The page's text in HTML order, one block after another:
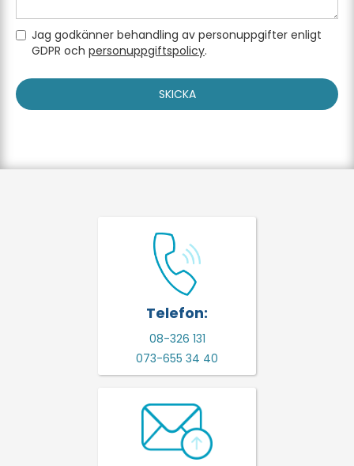
Jag godkänner behandling av personuppgifter enligt
GDPR och personuppgiftspolicy.
Telefon:
08-326 131
073-655 34 40